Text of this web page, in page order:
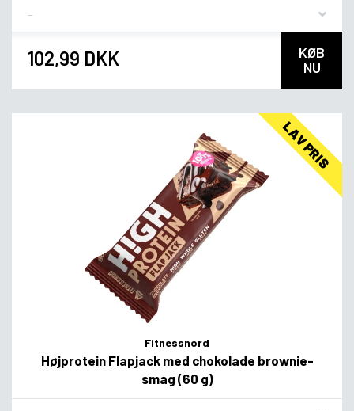
102,99 DKK
KØB
NU
LAV PRIS
Fitnessnord
Højprotein Flapjack med chokolade brownie-
smag (60 g)